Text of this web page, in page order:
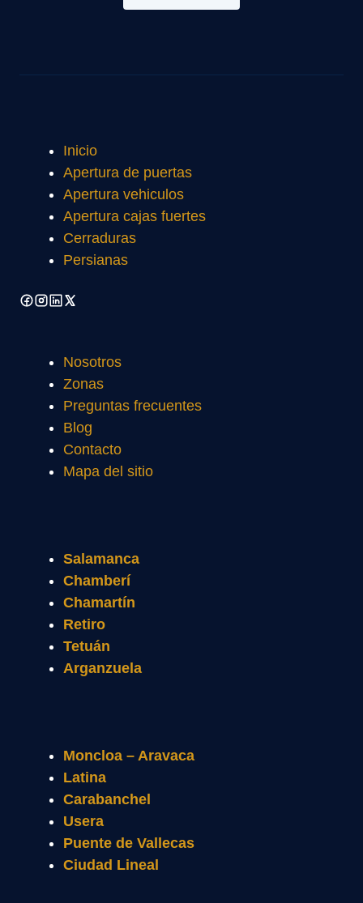
Inicio
Apertura de puertas
Apertura vehiculos
Apertura cajas fuertes
Cerraduras
Persianas
Nosotros
Zonas
Preguntas frecuentes
Blog
Contacto
Mapa del sitio
Salamanca
Chamberí
Chamartín
Retiro
Tetuán
Arganzuela
Moncloa – Aravaca
Latina
Carabanchel
Usera
Puente de Vallecas
Ciudad Lineal